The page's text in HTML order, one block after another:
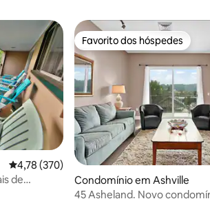
Classificação média de 4,78 em 5 estrelas,
4,78 (370)
de
Favorito dos hóspedes
Favorito dos hóspedes
Condomínio em Ashville
45 Asheland. Novo